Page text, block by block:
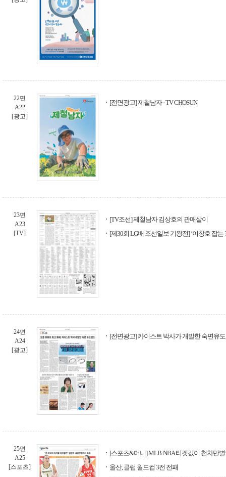
22면
A22
[광고]
[전면광고] 제철남자 - TV CHOSUN
23면
A23
[TV]
[TV조선] 제철남자 김상호의 관매살이
[제30회 LG배 조선일보 기왕전] ‘이창호 잡는
24면
A24
[광고]
[전면광고] 카이스트 박사가 개발한 숙면유
25면
A25
[스포츠]
[스포츠&머니] MLB·NBA 티켓값이 천차만
울산, 클럽 월드컵 3전 전패